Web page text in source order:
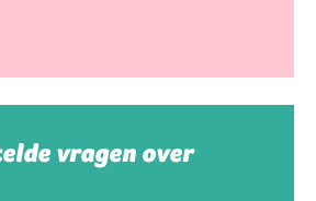
vragen over